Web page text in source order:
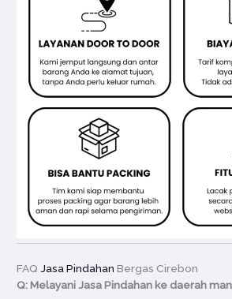
FAQ Jasa Pindahan Bergas Cirebon
Q: Melayani Jasa Pindahan ke daerah